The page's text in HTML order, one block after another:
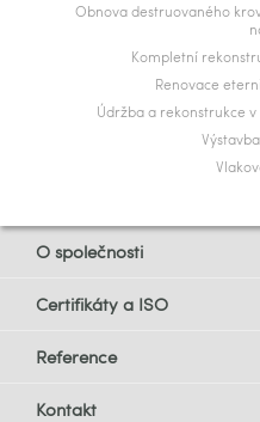
Obnova destruovaného
Kompletní
Renovace
Údržba a rekonstrukce
O společnosti
Certifikáty a ISO
Reference
Kontakt